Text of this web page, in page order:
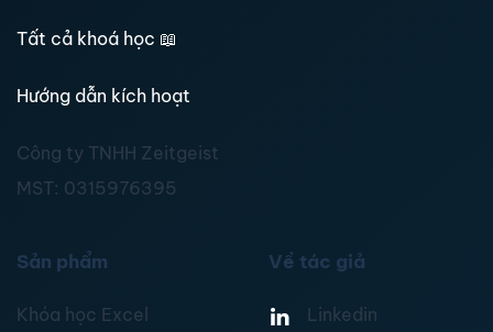
Tất cả khoá học 📖
Hướng dẫn kích hoạt
Công ty TNHH Zeitgeist
MST: 0315976395
Sản phẩm
Khóa học Excel
Về tác giả
Linkedin